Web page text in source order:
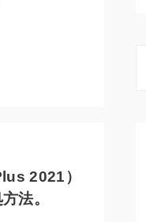
2021）
法。